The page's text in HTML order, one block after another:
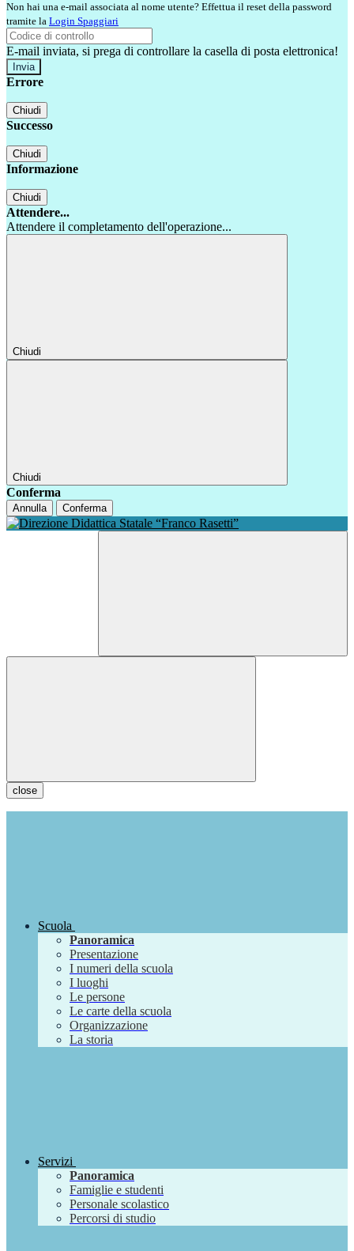
Non hai una e-mail associata al nome utente? Effettua il reset della password
tramite la Login Spaggiari
E-mail inviata, si prega di controllare la casella di posta elettronica!
Errore
Chiudi
Successo
Chiudi
Informazione
Chiudi
Attendere...
Attendere il completamento dell'operazione...
Chiudi
Chiudi
Conferma
Annulla Conferma
close
Scuola
Panoramica
Presentazione
I numeri della scuola
I luoghi
Le persone
Le carte della scuola
Organizzazione
La storia
Servizi
Panoramica
Famiglie e studenti
Personale scolastico
Percorsi di studio